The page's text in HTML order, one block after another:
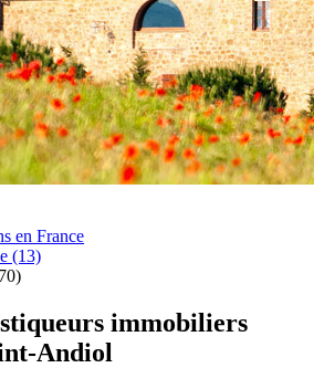
en France
(13)
immobiliers
Andiol